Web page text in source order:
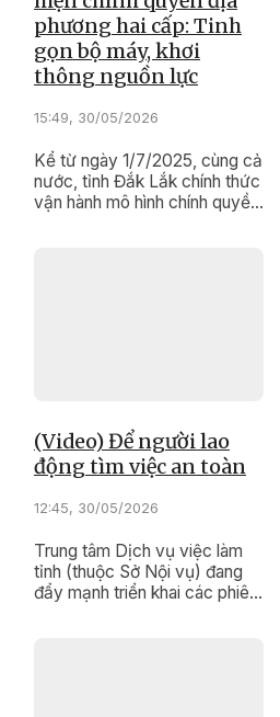
phương hai cấp: Tinh
gọn bộ máy, khơi
thông nguồn lực
15:49, 30/05/2026
Kể từ ngày 1/7/2025, cùng cả
nước, tỉnh Đắk Lắk chính thức
vận hành mô hình chính quyền
(Video) Để người lao
động tìm việc an toàn
12:45, 30/05/2026
Trung tâm Dịch vụ việc làm
tỉnh (thuộc Sở Nội vụ) đang
đẩy mạnh triển khai các phiên